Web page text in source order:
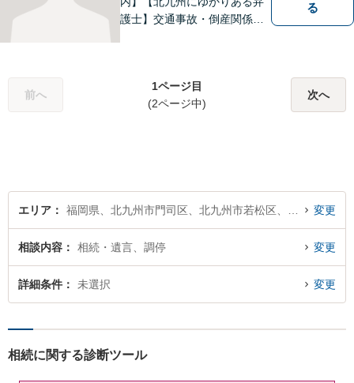
護士】交通事故・倒産関係・
本質把握から解決に至るまで
懇切丁寧に対応します！【宅
る
前へ
1ページ目
(2ページ中)
次へ
エリア 変更
相談内容 相続・遺言、調停 変更
詳細条件 未選択 変更
相続に関する診断ツール